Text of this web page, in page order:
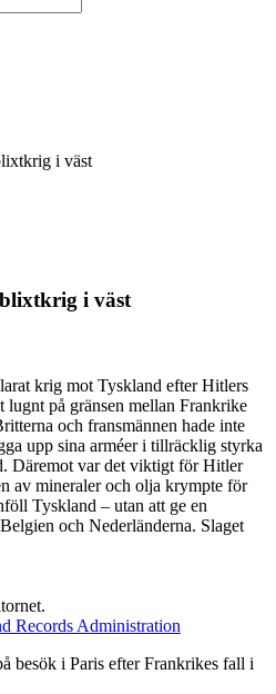
i väst
i väst
krig mot Tyskland efter Hitlers
lugnt på gränsen mellan Frankrike
och fransmännen hade inte
upp sina arméer i tillräcklig styrka
Däremot var det viktigt för Hitler
av mineraler och olja krympte för
Tyskland – utan att ge en
och Nederländerna. Slaget
Records Administration
besök i Paris efter Frankrikes fall i